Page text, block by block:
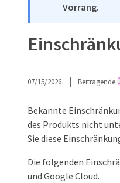
Vorrang.
07/15/2026 Beitragende
Bekannte
des Produkts nicht
Sie diese
Die folgenden
und Google Cloud.